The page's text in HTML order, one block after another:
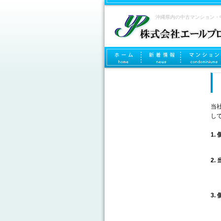
沖縄県内の中古マンション
当
し
1.
2.
3.